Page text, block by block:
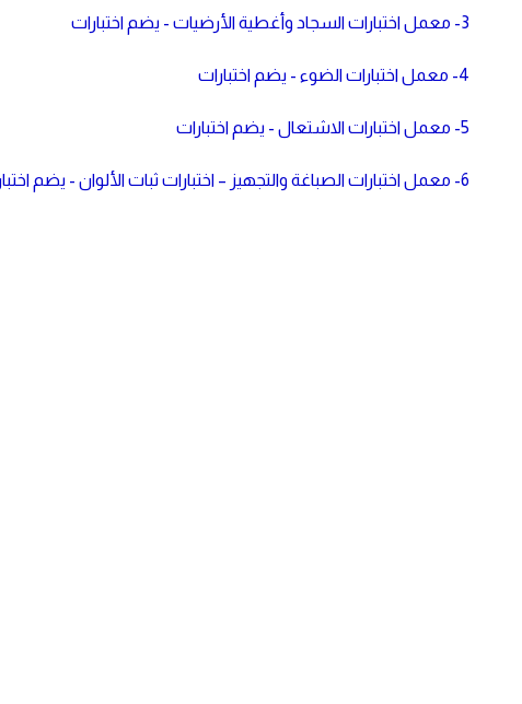
3- معمل اختبارات السجاد وأغطية الأرضيات - يضم اختبارات
4- معمل اختبارات الضوء - يضم اختبارات
5- معمل اختبارات الاشتعال - يضم اختبارات
6- معمل اختبارات الصباغة والتجهيز – اختبارات ثبات الألوان - يضم اختبارات